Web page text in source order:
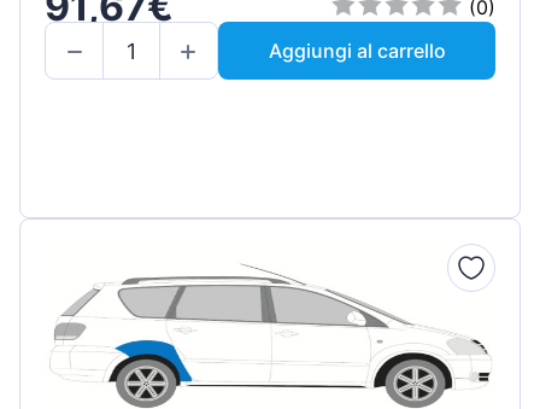
(0)
Aggiungi al carrello